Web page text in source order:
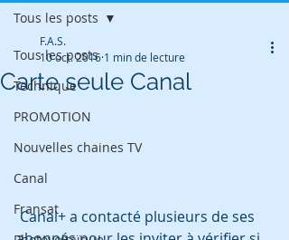
Tous les posts
Technique
PROMOTION
Nouvelles chaines TV
Canal
Fransat
Tous les posts
Carte seule Canal
F.A.S.
10 oct. 2016 1 min de lecture